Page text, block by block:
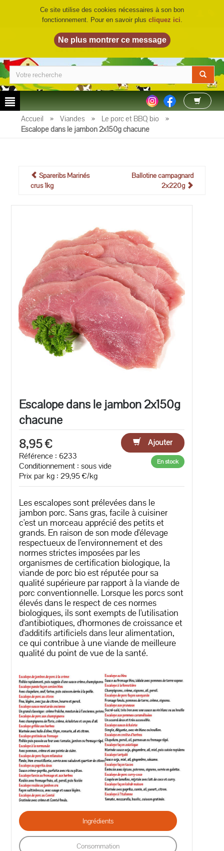
LA FERME DU BIO©
Accueil » Viandes » Le porc et BBQ bio
»
Escalope dans le jambon 2x150g chacune
Spareribs Marinés
crus 1kg
Ballotine campagnard
2x220g
Escalope dans le jambon 2x150g
chacune
8,95 €
Ajouter
Référence : 6233
Conditionnement : sous vide
Prix par kg : 29,95 €/kg
En stock
Les escalopes sont prélevées dans le
jambon porc. Sans gras, facile à cuisiner
c'est un morceau apprécié des petits et
grands. En raison de son mode d'élevage
respectueux de l'environnement et des
normes strictes imposées par les
organismes de certification biologique, la
viande de porc bio est réputée pour sa
qualité supérieure par rapport à la viande de
porc conventionnelle. Lorsque les porcs sont
élevés dans le respect de ces normes
biologiques, ils sont exempts de l'utilisation
d'antibiotiques, d'hormones de croissance et
d'additifs artificiels dans leur alimentation,
ce qui contribue à une viande de meilleure
qualité du point de vue de la santé.
Ingrédients
Consommation
Ce site utilise des cookies nécessaires à son bon
fonctionnement. Pour en savoir plus cliquez ici.